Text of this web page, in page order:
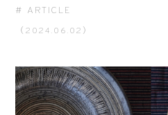
ARTICLE
（2024.06.02）